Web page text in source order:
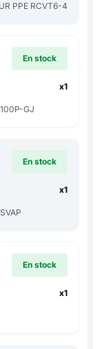
PPE RCVT6-4
En stock
x1
GJ
En stock
x1
En stock
x1